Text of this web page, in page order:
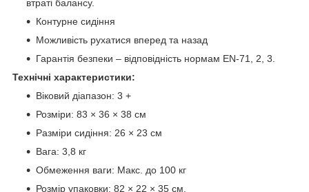
втраті балансу.
Контурне сидіння
Можливість рухатися вперед та назад
Гарантія безпеки – відповідність нормам EN-71, 2, 3.
Технічні характеристики:
Віковий діапазон: 3 +
Розміри: 83 × 36 × 38 см
Разміри сидіння: 26 × 23 см
Вага: 3,8 кг
Обмеження ваги: ​​Макс. до 100 кг
Розмір упаковки: 82 × 22 × 35 см.